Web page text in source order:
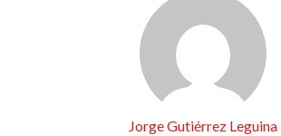
Jorge Gutiérrez Leguina